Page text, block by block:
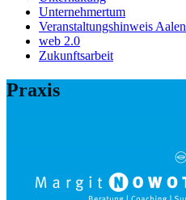
Unternehmertum
Veranstaltungshinweis Aalen
web 2.0
Zukunftsarbeit
Praxis